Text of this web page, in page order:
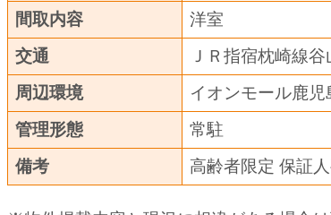
間取内容
洋
交通
ＪＲ指宿枕崎線
周辺環境
イオンモール鹿児
管理形態
常駐
備考
高齢者限定 保証